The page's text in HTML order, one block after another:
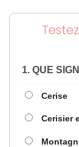
1. QUE
Cerise
Cerisier